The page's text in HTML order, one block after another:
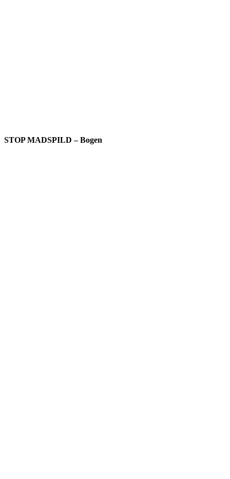
STOP MADSPILD – Bogen